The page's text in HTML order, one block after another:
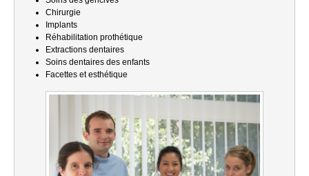
Chirurgie
Implants
Réhabilitation prothétique
Extractions dentaires
Soins dentaires des enfants
Facettes et esthétique